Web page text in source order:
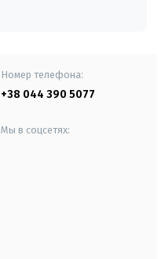
Номер телефона:
+38 044 390 5077
Мы в соцсетях: